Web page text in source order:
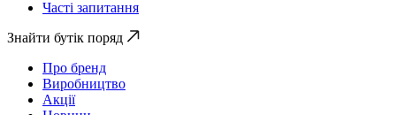
Часті запитання
Знайти бутік поряд
Про бренд
Виробництво
Акції